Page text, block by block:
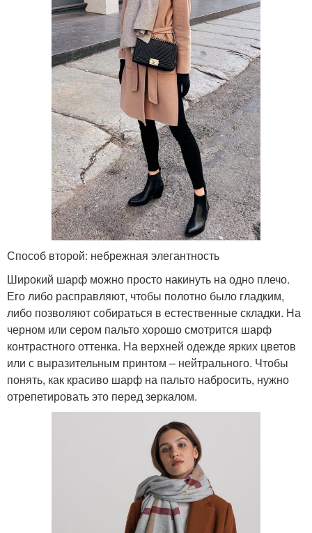
Способ второй: небрежная элегантность
Широкий шарф можно просто накинуть на одно плечо.
Его либо расправляют, чтобы полотно было гладким,
либо позволяют собираться в естественные складки. На
черном или сером пальто хорошо смотрится шарф
контрастного оттенка. На верхней одежде ярких цветов
или с выразительным принтом – нейтрального. Чтобы
понять, как красиво шарф на пальто набросить, нужно
отрепетировать это перед зеркалом.